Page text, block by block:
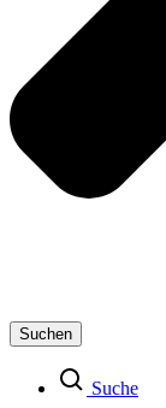
Suchen
Suche